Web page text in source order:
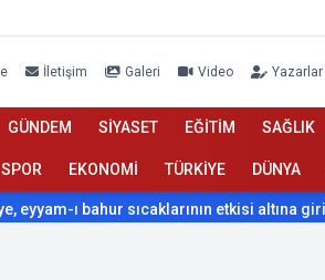
İletişim Galeri Video Yazarlar
GÜNDEM SİYASET EĞİTİM SAĞLIK
SPOR EKONOMİ TÜRKİYE DÜNYA
ı bahur sıcaklarının etkisi altına giriyor